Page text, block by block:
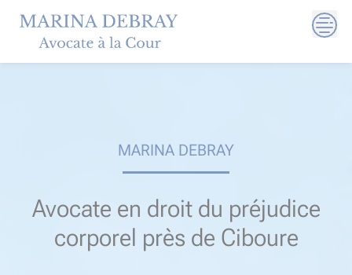
content
MARINA DEBRAY
Avocate en droit du préjudice
corporel près de Ciboure